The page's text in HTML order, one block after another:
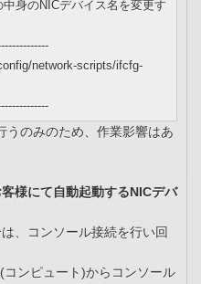
身のNICデバイス名を変更す
network-scripts/ifcfg-
うのみのため、作業影響はあ
様にて自動起動するNICデバ
、コンソール接続を行い回
ンピュート)からコンソール